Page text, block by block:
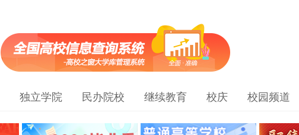
独立学院 民办院校 继续教育 校庆 校园频道